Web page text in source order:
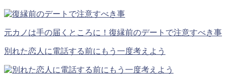
元カノは手の届くところに！復縁前のデートで注意すべき事
別れた恋人に電話する前にもう一度考えよう